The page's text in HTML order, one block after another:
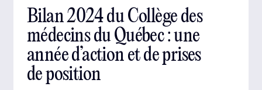
Bilan 2024 du Collège des
médecins du Québec : une
année d’action et de prises
de position